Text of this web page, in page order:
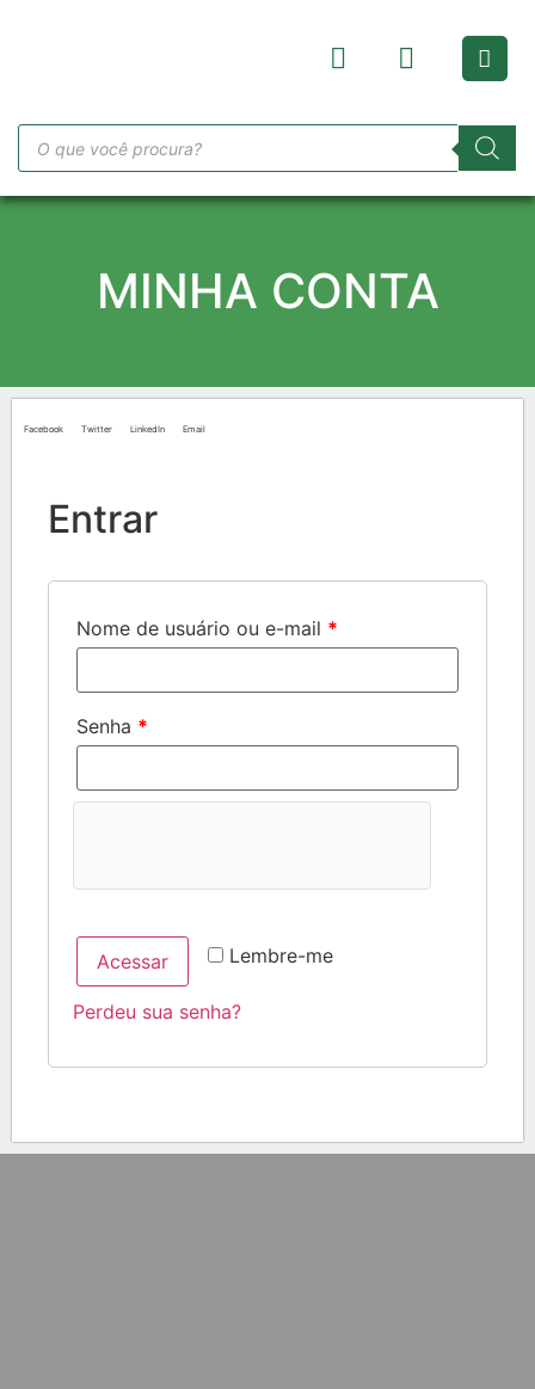
MINHA CONTA
Facebook Twitter LinkedIn Email
Entrar
Nome de usuário ou e-mail *
Senha *
Lembre-me
Acessar
Perdeu sua senha?